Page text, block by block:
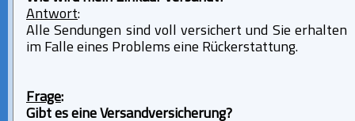
Antwort:
Alle Sendungen sind voll versichert und Sie erhalten
im Falle eines Problems eine Rückerstattung.
Frage:
Gibt es eine Versandversicherung?